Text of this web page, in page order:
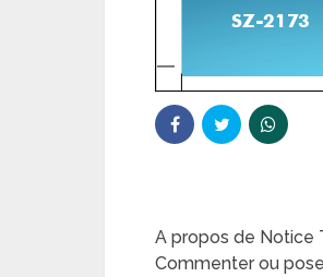
A propos de Notice
Commenter ou